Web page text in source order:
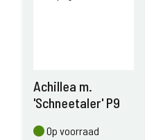
Achillea m.
'Schneetaler' P9
Op voorraad
Op voorraad